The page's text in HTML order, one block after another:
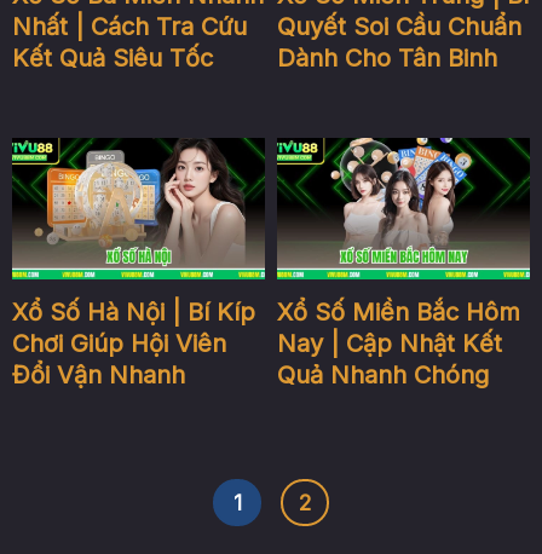
Nhất | Cách Tra Cứu
Kết Quả Siêu Tốc
Quyết Soi Cầu Chuẩn
Dành Cho Tân Binh
Xổ Số Hà Nội | Bí Kíp
Chơi Giúp Hội Viên
Đổi Vận Nhanh
Xổ Số Miền Bắc Hôm
Nay | Cập Nhật Kết
Quả Nhanh Chóng
1 2